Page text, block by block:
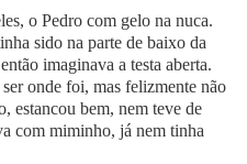
o Pedro com gelo na nuca.
sido na parte de baixo da
imaginava a testa aberta.
onde foi, mas felizmente não
estancou bem, nem teve de
com miminho, já nem tinha